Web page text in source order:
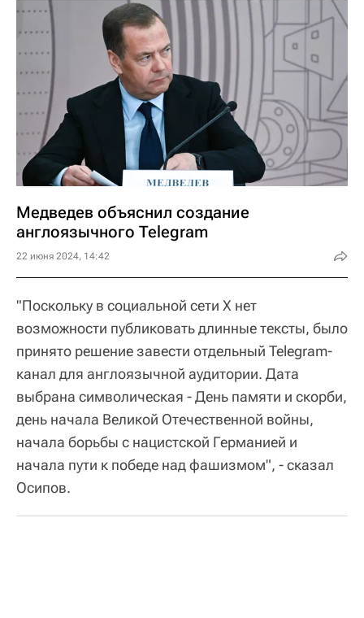
Медведев объяснил создание
англоязычного Telegram
22 июня 2024, 14:42
"Поскольку в социальной сети X нет
возможности публиковать длинные тексты, было
принято решение завести отдельный Telegram-
канал для англоязычной аудитории. Дата
выбрана символическая - День памяти и скорби,
день начала Великой Отечественной войны,
начала борьбы с нацистской Германией и
начала пути к победе над фашизмом", - сказал
Осипов.